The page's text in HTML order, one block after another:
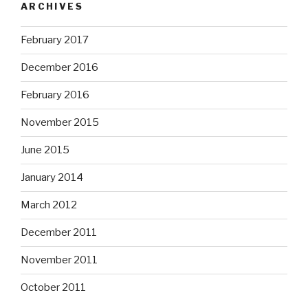
ARCHIVES
February 2017
December 2016
February 2016
November 2015
June 2015
January 2014
March 2012
December 2011
November 2011
October 2011